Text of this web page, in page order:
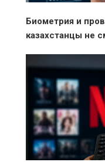
Биометрия и
казахстанцы не